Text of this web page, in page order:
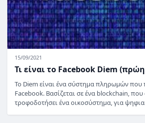
15/09/2021
Τι είναι το Facebook Diem
Το Diem είναι ένα σύστημα πληρωμών που
Facebook. Βασίζεται σε ένα blockchain, που
τροφοδοτήσει ένα οικοσύστημα, για